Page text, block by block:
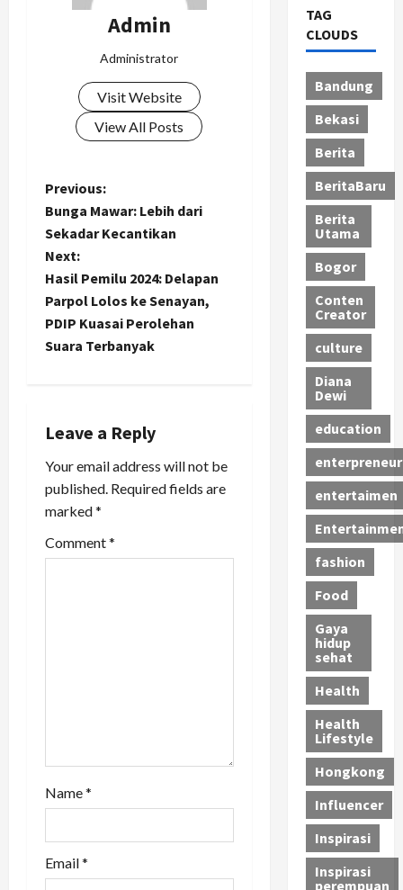
Admin
Administrator
Visit Website
View All Posts
P
o
s
t
n
v
i
g
a
Previous:
Bunga Mawar: Lebih dari
Sekadar Kecantikan
Next:
Hasil Pemilu 2024: Delapan
Parpol Lolos ke Senayan,
PDIP Kuasai Perolehan
Suara Terbanyak
Leave a Reply
Your email address will not be
published. Required fields are
marked*
Comment*
Name*
Email*
TAG
CLOUDS
Bandung
Bekasi
Berita
BeritaBaru
Berita
Utama
Bogor
Conten
Creator
culture
Diana
Dewi
education
enterpreneur
entertaimen
fashion
Food
Gaya
hidup
sehat
Health
Health
Lifestyle
Hongkong
Influencer
Inspirasi
Inspirasi
perempuan